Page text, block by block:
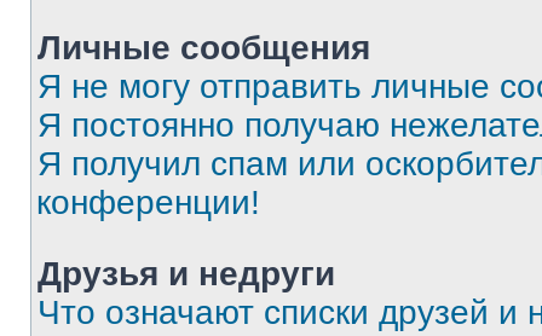
Личные сообщения
Я не могу отправить личные
Я постоянно получаю
Я получил спам или
конференции!
Друзья и недруги
Что означают списки друзей и